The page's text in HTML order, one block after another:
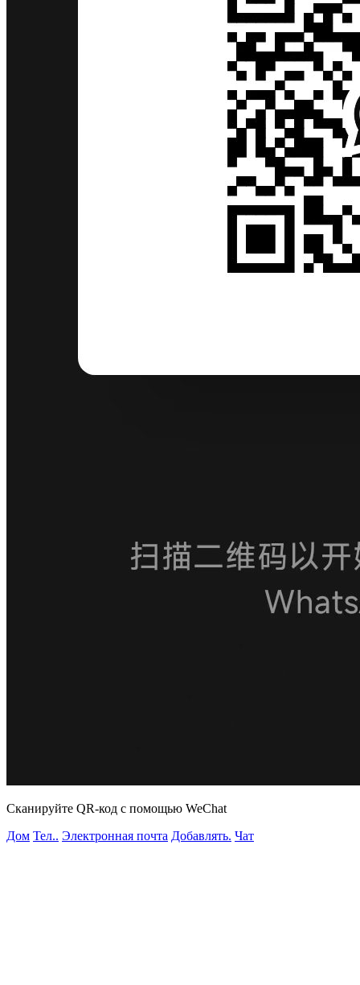
Сканируйте QR-код с помощью WeChat
Дом Тел.. Электронная почта Добавлять. Чат